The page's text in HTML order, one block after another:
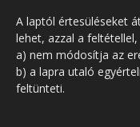
A laptól értesüléseket
lehet, azzal a
a) nem módosítja az
b) a lapra utaló
feltünteti.